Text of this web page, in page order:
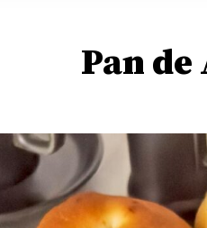
Pan de